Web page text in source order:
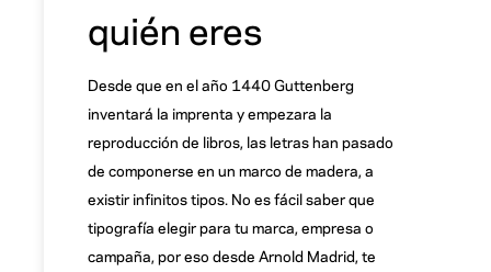
quién eres
Desde que en el año 1440 Guttenberg
inventará la imprenta y empezara la
reproducción de libros, las letras han pasado
de componerse en un marco de madera, a
existir infinitos tipos. No es fácil saber que
tipografía elegir para tu marca, empresa o
campaña, por eso desde Arnold Madrid, te